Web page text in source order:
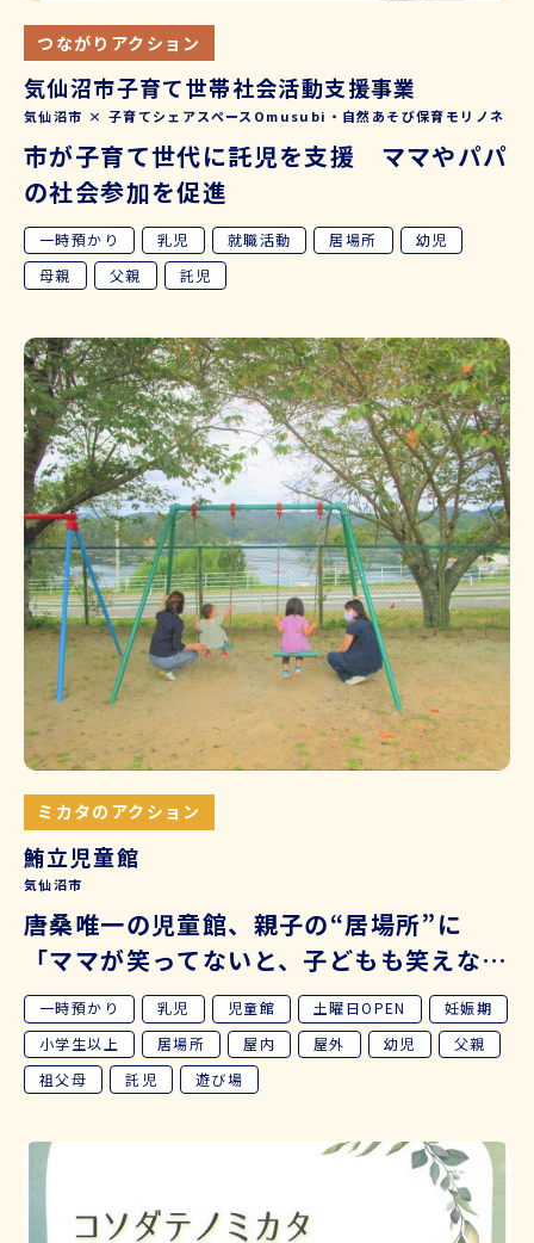
つながりアクション
気仙沼市子育て世帯社会活動支援事業
気仙沼市 × 子育てシェアスペースOmusubi・自然あそび保育モリノネ
市が子育て世代に託児を支援 ママやパパ
の社会参加を促進
一時預かり 乳児 就職活動 居場所
幼児
母親
父親 託児
ミカタのアクション
鮪立児童館
気仙沼市
唐桑唯一の児童館、親子の“居場所”に
「ママが笑ってないと、子どもも笑えな
い」
一時預かり 乳児 児童館 土曜日OPEN
妊娠期
小学生以上
居場所 屋内 屋外 幼児
父親
祖父母
託児 遊び場